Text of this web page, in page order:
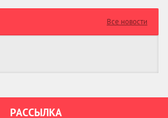
Все новости
РАССЫЛКА